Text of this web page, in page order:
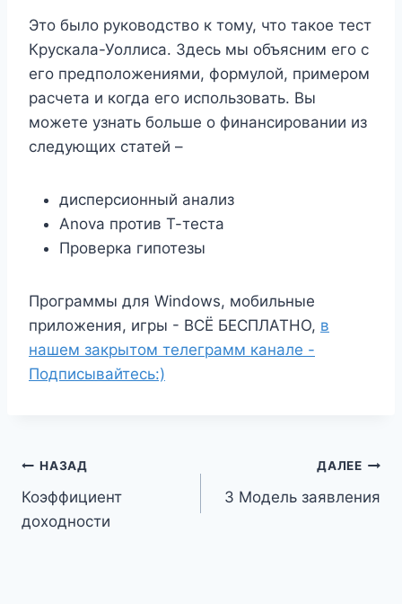
Это было руководство к тому, что такое тест
Крускала-Уоллиса. Здесь мы объясним его с
его предположениями, формулой, примером
расчета и когда его использовать. Вы
можете узнать больше о финансировании из
следующих статей –
дисперсионный анализ
Anova против Т-теста
Проверка гипотезы
Программы для Windows, мобильные
приложения, игры - ВСЁ БЕСПЛАТНО, в
нашем закрытом телеграмм канале -
Подписывайтесь:)
Навигация
по
НАЗАД
Коэффициент
доходности
ДАЛЕЕ
3 Модель заявления